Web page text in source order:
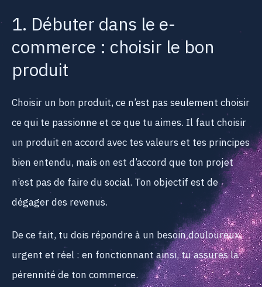
1. Débuter dans le e-
commerce : choisir le bon
produit
Choisir un bon produit, ce n’est pas seulement choisir
ce qui te passionne et ce que tu aimes. Il faut choisir
un produit en accord avec tes valeurs et tes principes
bien entendu, mais on est d’accord que ton projet
n’est pas de faire du social. Ton objectif est de
dégager des revenus.
De ce fait, tu dois répondre à un besoin douloureux,
urgent et réel : en fonctionnant ainsi, tu assures la
pérennité de ton commerce.